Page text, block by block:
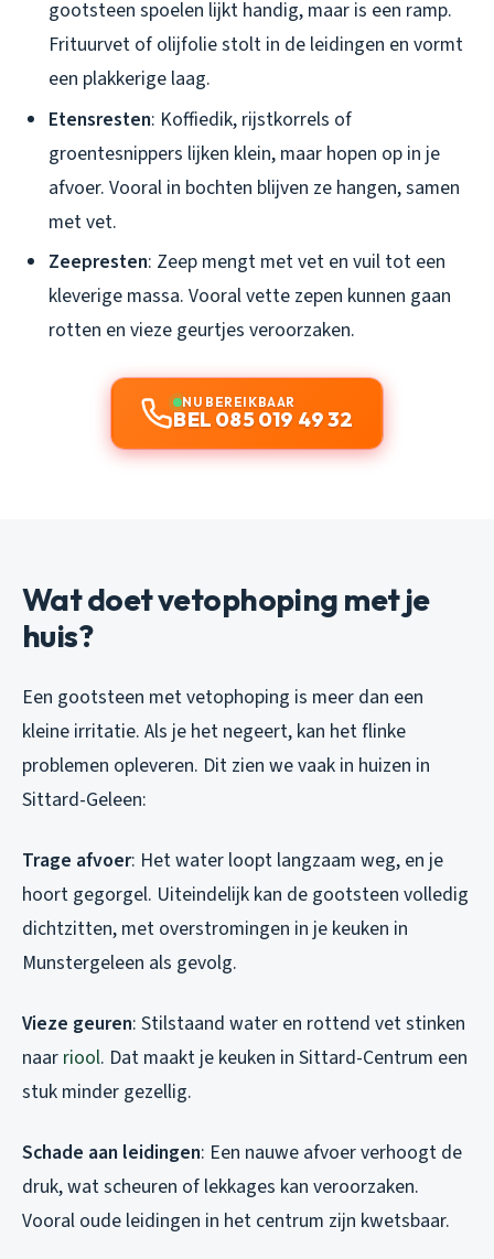
gootsteen spoelen lijkt handig, maar is een ramp.
Frituurvet of olijfolie stolt in de leidingen en vormt
een plakkerige laag.
Etensresten: Koffiedik, rijstkorrels of
groentesnippers lijken klein, maar hopen op in je
afvoer. Vooral in bochten blijven ze hangen, samen
met vet.
Zeepresten: Zeep mengt met vet en vuil tot een
kleverige massa. Vooral vette zepen kunnen gaan
rotten en vieze geurtjes veroorzaken.
NU BEREIKBAAR
BEL 085 019 49 32
Wat doet vetophoping met je
huis?
Een gootsteen met vetophoping is meer dan een
kleine irritatie. Als je het negeert, kan het flinke
problemen opleveren. Dit zien we vaak in huizen in
Sittard-Geleen:
Trage afvoer: Het water loopt langzaam weg, en je
hoort gegorgel. Uiteindelijk kan de gootsteen volledig
dichtzitten, met overstromingen in je keuken in
Munstergeleen als gevolg.
Vieze geuren: Stilstaand water en rottend vet stinken
naar riool. Dat maakt je keuken in Sittard-Centrum een
stuk minder gezellig.
Schade aan leidingen: Een nauwe afvoer verhoogt de
druk, wat scheuren of lekkages kan veroorzaken.
Vooral oude leidingen in het centrum zijn kwetsbaar.